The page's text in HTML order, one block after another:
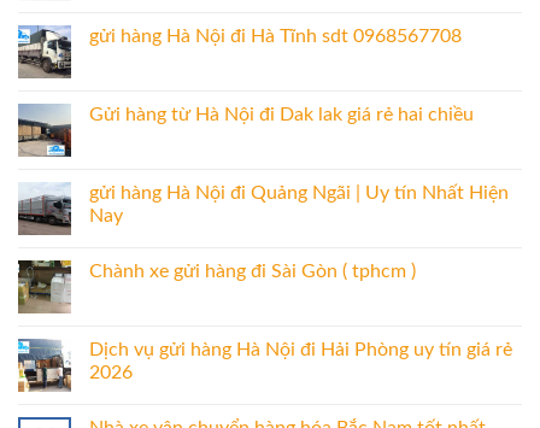
gửi hàng Hà Nội đi Hà Tĩnh sdt 0968567708
Gửi hàng từ Hà Nội đi Dak lak giá rẻ hai chiều
gửi hàng Hà Nội đi Quảng Ngãi | Uy tín Nhất Hiện
Nay
Chành xe gửi hàng đi Sài Gòn ( tphcm )
Dịch vụ gửi hàng Hà Nội đi Hải Phòng uy tín giá rẻ
2026